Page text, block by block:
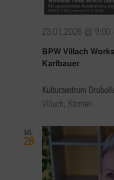
BPW Villach
Karlbauer
23.01.2026 @ 9:00
Kulturzentrum
Villach, Kärnten
Mi.
28